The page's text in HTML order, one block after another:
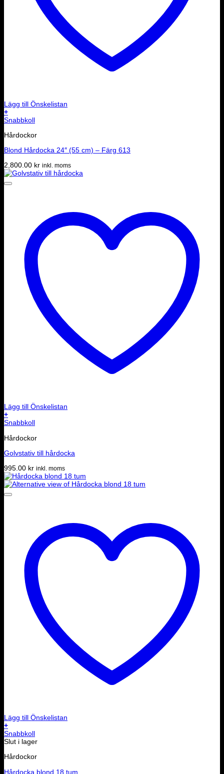
Lägg till Önskelistan
+
Snabbkoll
Hårdockor
Blond Hårdocka 24″ (55 cm) – Färg 613
2,800.00 kr inkl. moms
Lägg till Önskelistan
+
Snabbkoll
Hårdockor
Golvstativ till hårdocka
995.00 kr inkl. moms
Lägg till Önskelistan
+
Snabbkoll
Slut i lager
Hårdockor
Hårdocka blond 18 tum